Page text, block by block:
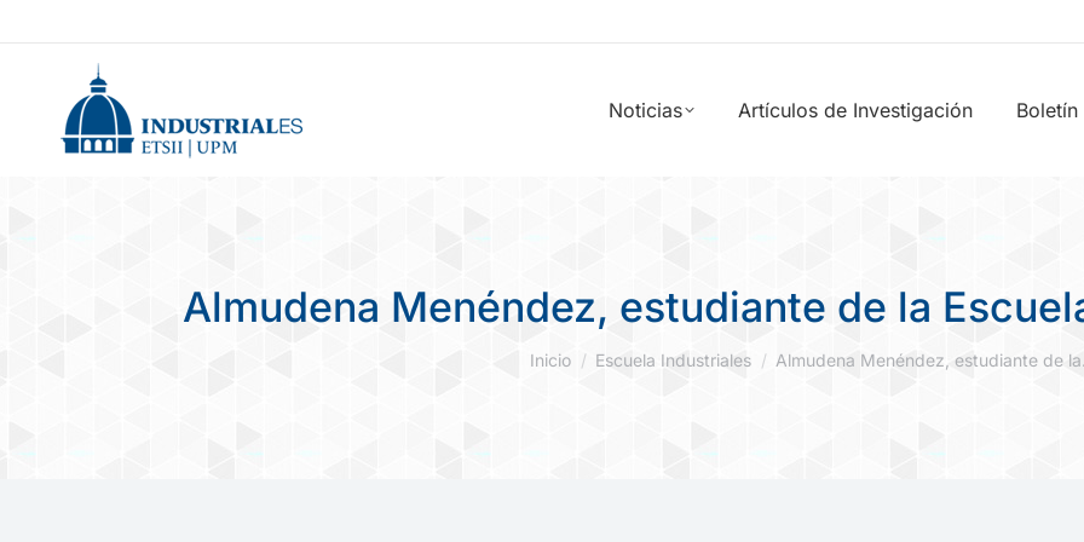
Noticias Artículos de Investigación Boletín
Almudena Menéndez, estudiante de la
Estás aquí:
Inicio Escuela Industriales Almudena Menéndez, estudiante de